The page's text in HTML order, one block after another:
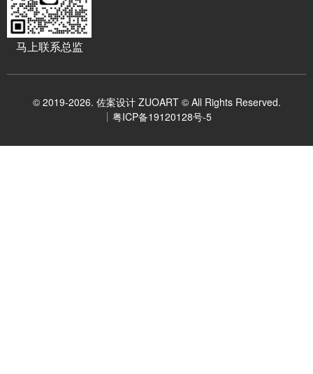
马上联系总监
© 2019-2026. 佐案设计 ZUOART © All Rights Reserved.
粤ICP备19120128号-5